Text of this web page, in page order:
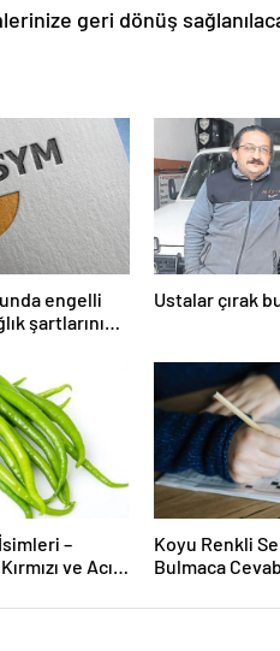
geri dönüş
engelli
şartlarını
Ustalar çırak
–
ve Acı
Koyu Renkli
Bulmaca